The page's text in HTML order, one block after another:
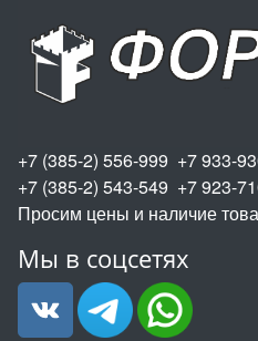
+7 (385-2) 556-999 +7 933-
+7 (385-2) 543-549 +7 923-
Просим цены и наличие
Мы в соцсетях